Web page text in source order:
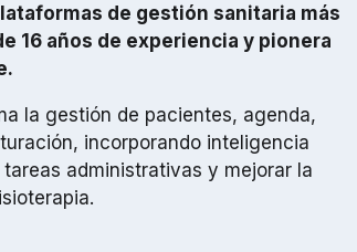
de gestión sanitaria más
16 años de experiencia y pionera
la gestión de pacientes, agenda,
incorporando inteligencia
administrativas y mejorar la